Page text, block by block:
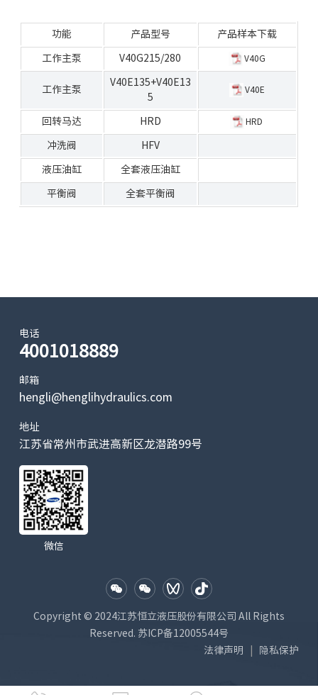
功能 产品型号 产品样本下载
工作主泵 V40G215/280 V40G
工作主泵
V40E135+V40E13
5
V40E
回转马达 HRD HRD
冲洗阀 HFV
液压油缸 全套液压油缸
平衡阀 全套平衡阀
电话
4001018889
邮箱
hengli@henglihydraulics.com
地址
江苏省常州市武进高新区龙潜路99号
微信
Copyright © 2024江苏恒立液压股份有限公司 All Rights
Reserved. 苏ICP备12005544号
法律声明
隐私保护